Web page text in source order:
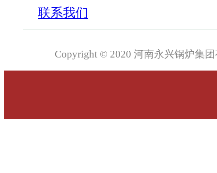
联系我们
Copyright © 2020 河南永兴锅炉集